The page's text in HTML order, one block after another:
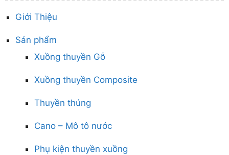
Giới Thiệu
Sản phẩm
Xuồng thuyền Gỗ
Xuồng thuyền Composite
Thuyền thúng
Cano – Mô tô nước
Phụ kiện thuyền xuồng